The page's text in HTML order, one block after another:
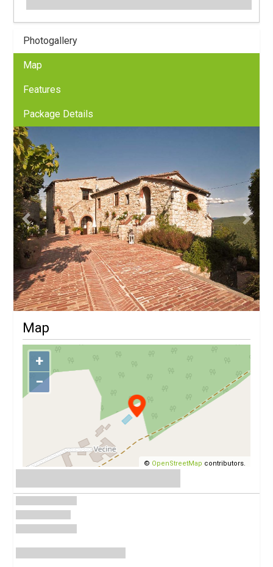
Photogallery
Map
Features
Package Details
Previous Next
Map
+
−
© OpenStreetMap contributors.